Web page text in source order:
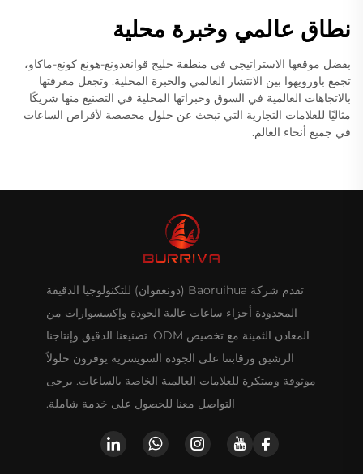
نطاق عالمي وخبرة محلية
بفضل موقعها الاستراتيجي في منطقة خليج قوانغدونغ-هونغ كونغ-ماكاو،
تجمع باورويهوا بين الانتشار العالمي والخبرة المحلية. وتجعل معرفتها
بالاتجاهات العالمية في السوق وخبراتها المحلية في التصنيع منها شريكًا
مثاليًا للعلامات التجارية التي تبحث عن حلول مخصصة لأقراص الساعات
في جميع أنحاء العالم.
تقدم شركة Baoruihua (دونغقوان) للتكنولوجيا الدقيقة
المحدودة أجزاء ساعات عالية الجودة وإكسسوارات من
المعادن الثمينة مع تخصيص ODM. تصنيعنا الدقيق وإنتاجنا
الرشيق ورقابتنا على الجودة السويسرية يوفرون حلولاً
موثوقة ومبتكرة للعلامات العالمية الخاصة بالساعات. يرجى
التواصل معنا للحصول على خدمة شاملة.